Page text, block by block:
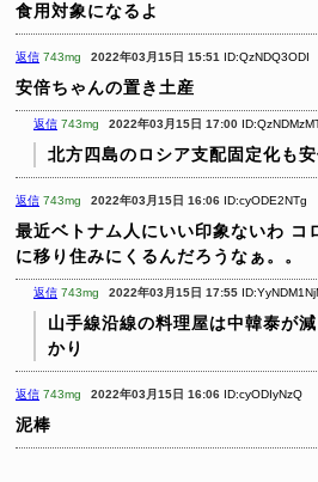
食用対象になるよ
返信 743mg 2022年03月15日 15:51 ID:QzNDQ3ODI
安倍ちゃんの置き土産
返信 743mg 2022年03月15日 17:00
北方四島のロシア支配固定化も
返信 743mg 2022年03月15日 16:06 ID:cyODE2NTg
最近ベトナム人にいい印象ないわ コ
に移り住みにくるんだろうなぁ。。
返信 743mg 2022年03月15日 17:55
山手線沿線の料理屋は中韓泰が
かり
返信 743mg 2022年03月15日 16:06 ID:cyODIyNzQ
泥棒